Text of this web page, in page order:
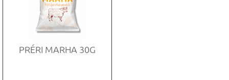
PRÉRI MARHA 30G